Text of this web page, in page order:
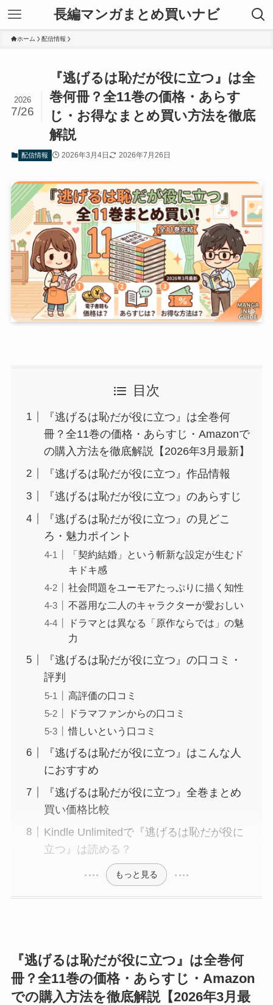
長編マンガまとめ買いナビ
ホーム 配信情報
『逃げるは恥だが役に立つ』は全
巻何冊？全11巻の価格・あらす
じ・お得なまとめ買い方法を徹底
解説
2026
7/26
配信情報 2026年3月4日 2026年7月26日
目次
『逃げるは恥だが役に立つ』は全巻何
冊？全11巻の価格・あらすじ・Amazonで
の購入方法を徹底解説【2026年3月最新】
『逃げるは恥だが役に立つ』作品情報
『逃げるは恥だが役に立つ』のあらすじ
『逃げるは恥だが役に立つ』の見どこ
ろ・魅力ポイント
「契約結婚」という斬新な設定が生むド
キドキ感
社会問題をユーモアたっぷりに描く知性
不器用な二人のキャラクターが愛おしい
ドラマとは異なる「原作ならでは」の魅
力
『逃げるは恥だが役に立つ』の口コミ・
評判
高評価の口コミ
ドラマファンからの口コミ
惜しいという口コミ
『逃げるは恥だが役に立つ』はこんな人
におすすめ
『逃げるは恥だが役に立つ』全巻まとめ
買い価格比較
Kindle Unlimitedで『逃げるは恥だが役に
立つ』は読める？
もっと見る
『逃げるは恥だが役に立つ』は全巻何
冊？全11巻の価格・あらすじ・Amazon
での購入方法を徹底解説【2026年3月最